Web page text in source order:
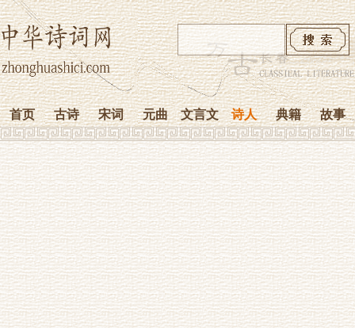
首页 古诗 宋词 元曲 文言文 诗人 典籍 故事